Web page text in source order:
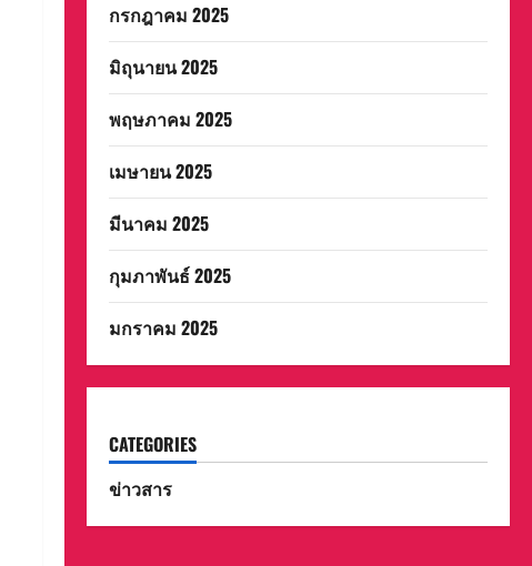
กรกฎาคม 2025
มิถุนายน 2025
พฤษภาคม 2025
เมษายน 2025
มีนาคม 2025
กุมภาพันธ์ 2025
มกราคม 2025
CATEGORIES
ข่าวสาร